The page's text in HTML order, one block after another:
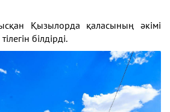
Қызылорда қаласының әкімі
білдірді.